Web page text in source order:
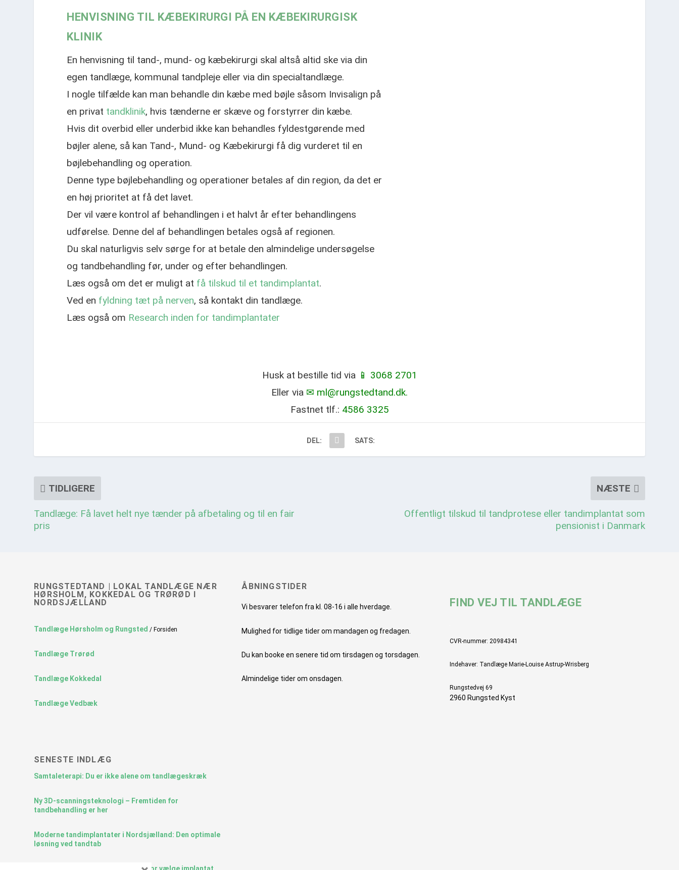
HENVISNING TIL KÆBEKIRURGI PÅ EN KÆBEKIRURGISK
KLINIK
En henvisning til tand-, mund- og kæbekirurgi skal altså altid ske via din
egen tandlæge, kommunal tandpleje eller via din specialtandlæge.
I nogle tilfælde kan man behandle din kæbe med bøjle såsom Invisalign på
en privat tandklinik, hvis tænderne er skæve og forstyrrer din kæbe.
Hvis dit overbid eller underbid ikke kan behandles fyldestgørende med
bøjler alene, så kan Tand-, Mund- og Kæbekirurgi få dig vurderet til en
bøjlebehandling og operation.
Denne type bøjlebehandling og operationer betales af din region, da det er
en høj prioritet at få det lavet.
Der vil være kontrol af behandlingen i et halvt år efter behandlingens
udførelse. Denne del af behandlingen betales også af regionen.
Du skal naturligvis selv sørge for at betale den almindelige undersøgelse
og tandbehandling før, under og efter behandlingen.
Læs også om det er muligt at få tilskud til et tandimplantat.
Ved en fyldning tæt på nerven, så kontakt din tandlæge.
Læs også om Research inden for tandimplantater
Husk at bestille tid via 📱 3068 2701
Eller via ✉ ml@rungstedtand.dk.
Fastnet tlf.: 4586 3325
DEL: SATS:
TIDLIGERE
Tandlæge: Få lavet helt nye tænder på afbetaling og til en fair
pris
NÆSTE
Offentligt tilskud til tandprotese eller tandimplantat som
pensionist i Danmark
RUNGSTEDTAND | LOKAL TANDLÆGE NÆR
HØRSHOLM, KOKKEDAL OG TRØRØD I
NORDSJÆLLAND
Tandlæge Hørsholm og Rungsted / Forsiden
Tandlæge Trørød
Tandlæge Kokkedal
Tandlæge Vedbæk
SENESTE INDLÆG
Samtaleterapi: Du er ikke alene om tandlægeskræk
Ny 3D-scanningsteknologi – Fremtiden for
tandbehandling er her
Moderne tandimplantater i Nordsjælland: Den optimale
løsning ved tandtab
ÅBNINGSTIDER
Vi besvarer telefon fra kl. 08-16 i alle hverdage.
Mulighed for tidlige tider om mandagen og fredagen.
Du kan booke en senere tid om tirsdagen og torsdagen.
Almindelige tider om onsdagen.
FIND VEJ TIL TANDLÆGE
CVR-nummer: 20984341
Indehaver: Tandlæge Marie-Louise Astrup-Wrisberg
Rungstedvej 69
2960 Rungsted Kyst